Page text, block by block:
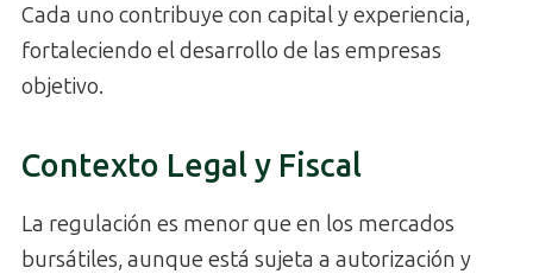
Cada uno contribuye con capital y experiencia,
fortaleciendo el desarrollo de las empresas
objetivo.
Contexto Legal y Fiscal
La regulación es menor que en los mercados
bursátiles, aunque está sujeta a autorización y